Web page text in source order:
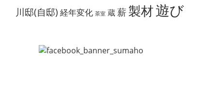
川邸(自邸) 経年変化 茶室 蔵 薪 製材遊び